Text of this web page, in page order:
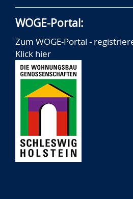
WOGE-Portal:
Zum WOGE-Portal -
Klick hier